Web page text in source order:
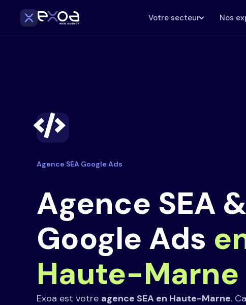
Votre secteur Nos
Agence SEA Google Ads
Agence SEA &
Google Ads
Haute-Marne
Exoa est votre agence SEA en Haute-Marne.